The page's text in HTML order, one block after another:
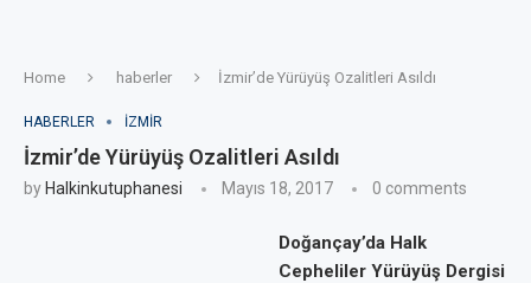
Home haberler İzmir’de Yürüyüş Ozalitleri Asıldı
HABERLER IZMIR
İzmir’de Yürüyüş Ozalitleri Asıldı
by Halkinkutuphanesi Mayıs 18, 2017 0 comments
Doğançay’da Halk
Cepheliler Yürüyüş Dergisi